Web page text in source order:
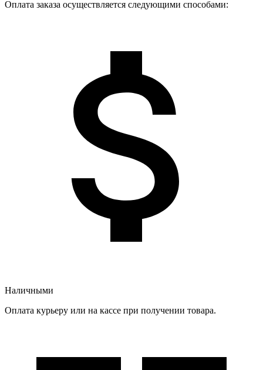
Оплата заказа осуществляется следующими способами:
Наличными
Оплата курьеру или на кассе при получении товара.